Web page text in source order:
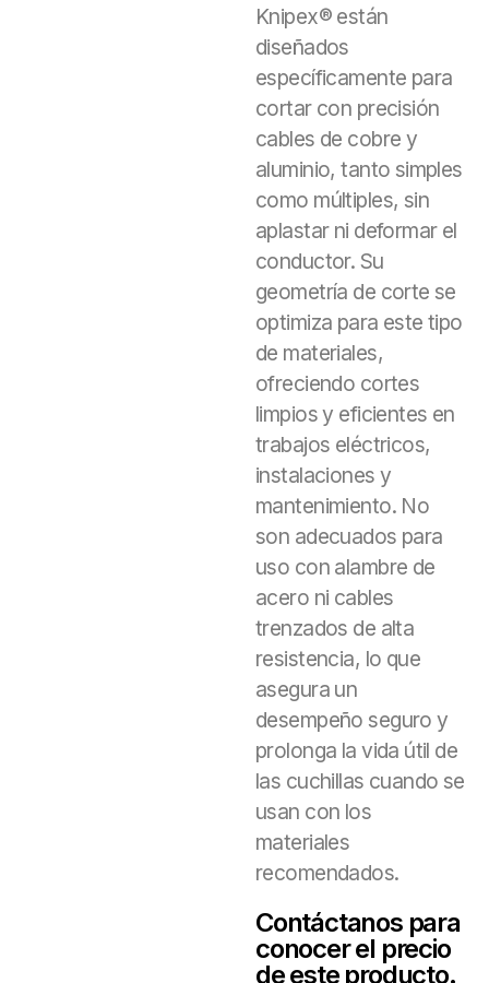
Knipex® están
diseñados
específicamente para
cortar con precisión
cables de cobre y
aluminio, tanto simples
como múltiples, sin
aplastar ni deformar el
conductor. Su
geometría de corte se
optimiza para este tipo
de materiales,
ofreciendo cortes
limpios y eficientes en
trabajos eléctricos,
instalaciones y
mantenimiento. No
son adecuados para
uso con alambre de
acero ni cables
trenzados de alta
resistencia, lo que
asegura un
desempeño seguro y
prolonga la vida útil de
las cuchillas cuando se
usan con los
materiales
recomendados.
Contáctanos para
conocer el precio
de este producto.